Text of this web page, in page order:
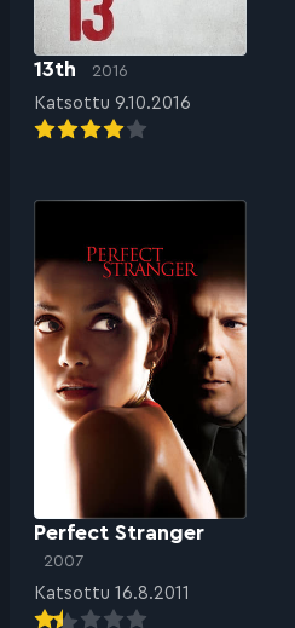
13th 2016
Katsottu 9.10.2016
Perfect Stranger
2007
Katsottu 16.8.2011